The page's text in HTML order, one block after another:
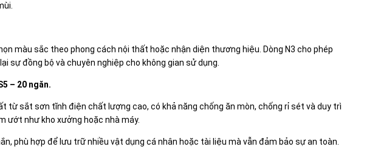
màu sắc theo phong cách nội thất hoặc nhận diện thương hiệu. Dòng N3 cho phép
sự đồng bộ và chuyên nghiệp cho không gian sử dụng.
– 20 ngăn.
từ sắt sơn tĩnh điện chất lượng cao, có khả năng chống ăn mòn, chống rỉ sét và duy trì
ướt như kho xưởng hoặc nhà máy.
phù hợp để lưu trữ nhiều vật dụng cá nhân hoặc tài liệu mà vẫn đảm bảo sự an toàn.